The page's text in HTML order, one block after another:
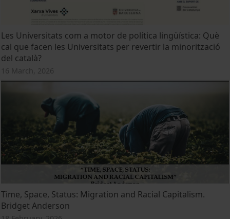
Les Universitats com a motor de política lingüística: Què
cal que facen les Universitats per revertir la minorització
del català?
16 March, 2026
Time, Space, Status: Migration and Racial Capitalism.
Bridget Anderson